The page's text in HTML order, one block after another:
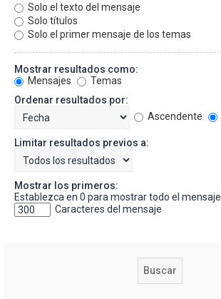
Solo el texto del mensaje
Solo títulos
Solo el primer mensaje de los temas
Mostrar resultados como:
Mensajes
Temas
Ordenar resultados por:
Ascendente
Limitar resultados previos a:
Mostrar los primeros:
Establezca en 0 para mostrar todo el mensaje.
Caracteres del mensaje